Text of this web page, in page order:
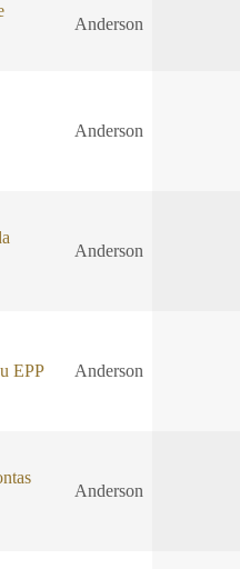
Anderson
Anderson
Anderson
EPP Anderson
Anderson